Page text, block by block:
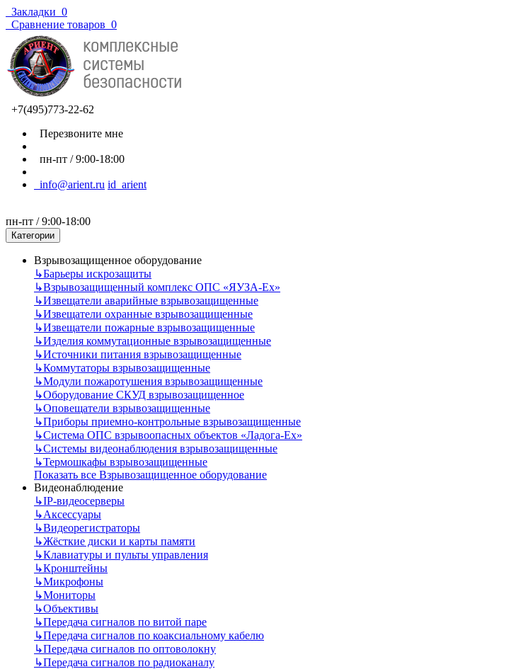
Закладки 0
Сравнение товаров 0
+7(495)773-22-62
Перезвоните мне
пн-пт / 9:00-18:00
info@arient.ru id_arient
пн-пт / 9:00-18:00
Категории
Взрывозащищенное оборудование
↳Барьеры искрозащиты
↳Взрывозащищенный комплекс ОПС «ЯУЗА-Ех»
↳Извещатели аварийные взрывозащищенные
↳Извещатели охранные взрывозащищенные
↳Извещатели пожарные взрывозащищенные
↳Изделия коммутационные взрывозащищенные
↳Источники питания взрывозащищенные
↳Коммутаторы взрывозащищенные
↳Модули пожаротушения взрывозащищенные
↳Оборудование СКУД взрывозащищенное
↳Оповещатели взрывозащищенные
↳Приборы приемно-контрольные взрывозащищенные
↳Система ОПС взрывоопасных объектов «Ладога-Ex»
↳Системы видеонаблюдения взрывозащищенные
↳Термошкафы взрывозащищенные
Показать все Взрывозащищенное оборудование
Видеонаблюдение
↳IP-видеосерверы
↳Аксессуары
↳Видеорегистраторы
↳Жёсткие диски и карты памяти
↳Клавиатуры и пульты управления
↳Кронштейны
↳Микрофоны
↳Мониторы
↳Объективы
↳Передача сигналов по витой паре
↳Передача сигналов по коаксиальному кабелю
↳Передача сигналов по оптоволокну
↳Передача сигналов по радиоканалу